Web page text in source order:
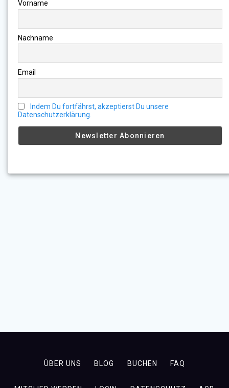
Vorname
Nachname
Email
Indem Du fortfährst, akzeptierst Du unsere
Datenschutzerklärung.
ÜBER UNS BLOG BUCHEN FAQ